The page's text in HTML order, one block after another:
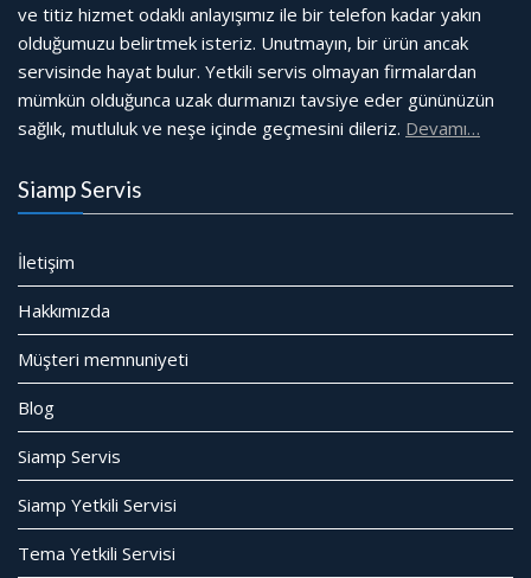
ve titiz hizmet odaklı anlayışımız ile bir telefon kadar yakın
olduğumuzu belirtmek isteriz. Unutmayın, bir ürün ancak
servisinde hayat bulur. Yetkili servis olmayan firmalardan
mümkün olduğunca uzak durmanızı tavsiye eder gününüzün
sağlık, mutluluk ve neşe içinde geçmesini dileriz. Devamı…
Siamp Servis
İletişim
Hakkımızda
Müşteri memnuniyeti
Blog
Siamp Servis
Siamp Yetkili Servisi
Tema Yetkili Servisi